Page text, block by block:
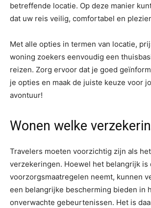
betreffende locatie. Op deze manier
dat uw reis veilig, comfortabel en
Met alle opties in termen van locatie,
woning zoekers eenvoudig een
reizen. Zorg ervoor dat je goed
je opties en maak de juiste keuze voor
avontuur!
Wonen welke
Travelers moeten voorzichtig zijn als
verzekeringen. Hoewel het belangrijk is
voorzorgsmaatregelen neemt, kunnen
een belangrijke bescherming bieden in
onverwachte gebeurtenissen. Het is